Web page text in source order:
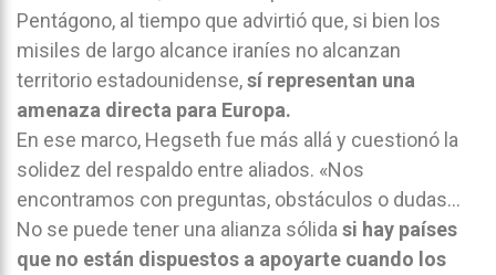
Pentágono, al tiempo que advirtió que, si bien los
misiles de largo alcance iraníes no alcanzan
territorio estadounidense,sí representan una
amenaza directa para Europa.
En ese marco, Hegseth fue más allá y cuestionó la
solidez del respaldo entre aliados. «Nos
encontramos con preguntas, obstáculos o dudas…
No se puede tener una alianza sólida si hay países
que no están dispuestos a apoyarte cuando los